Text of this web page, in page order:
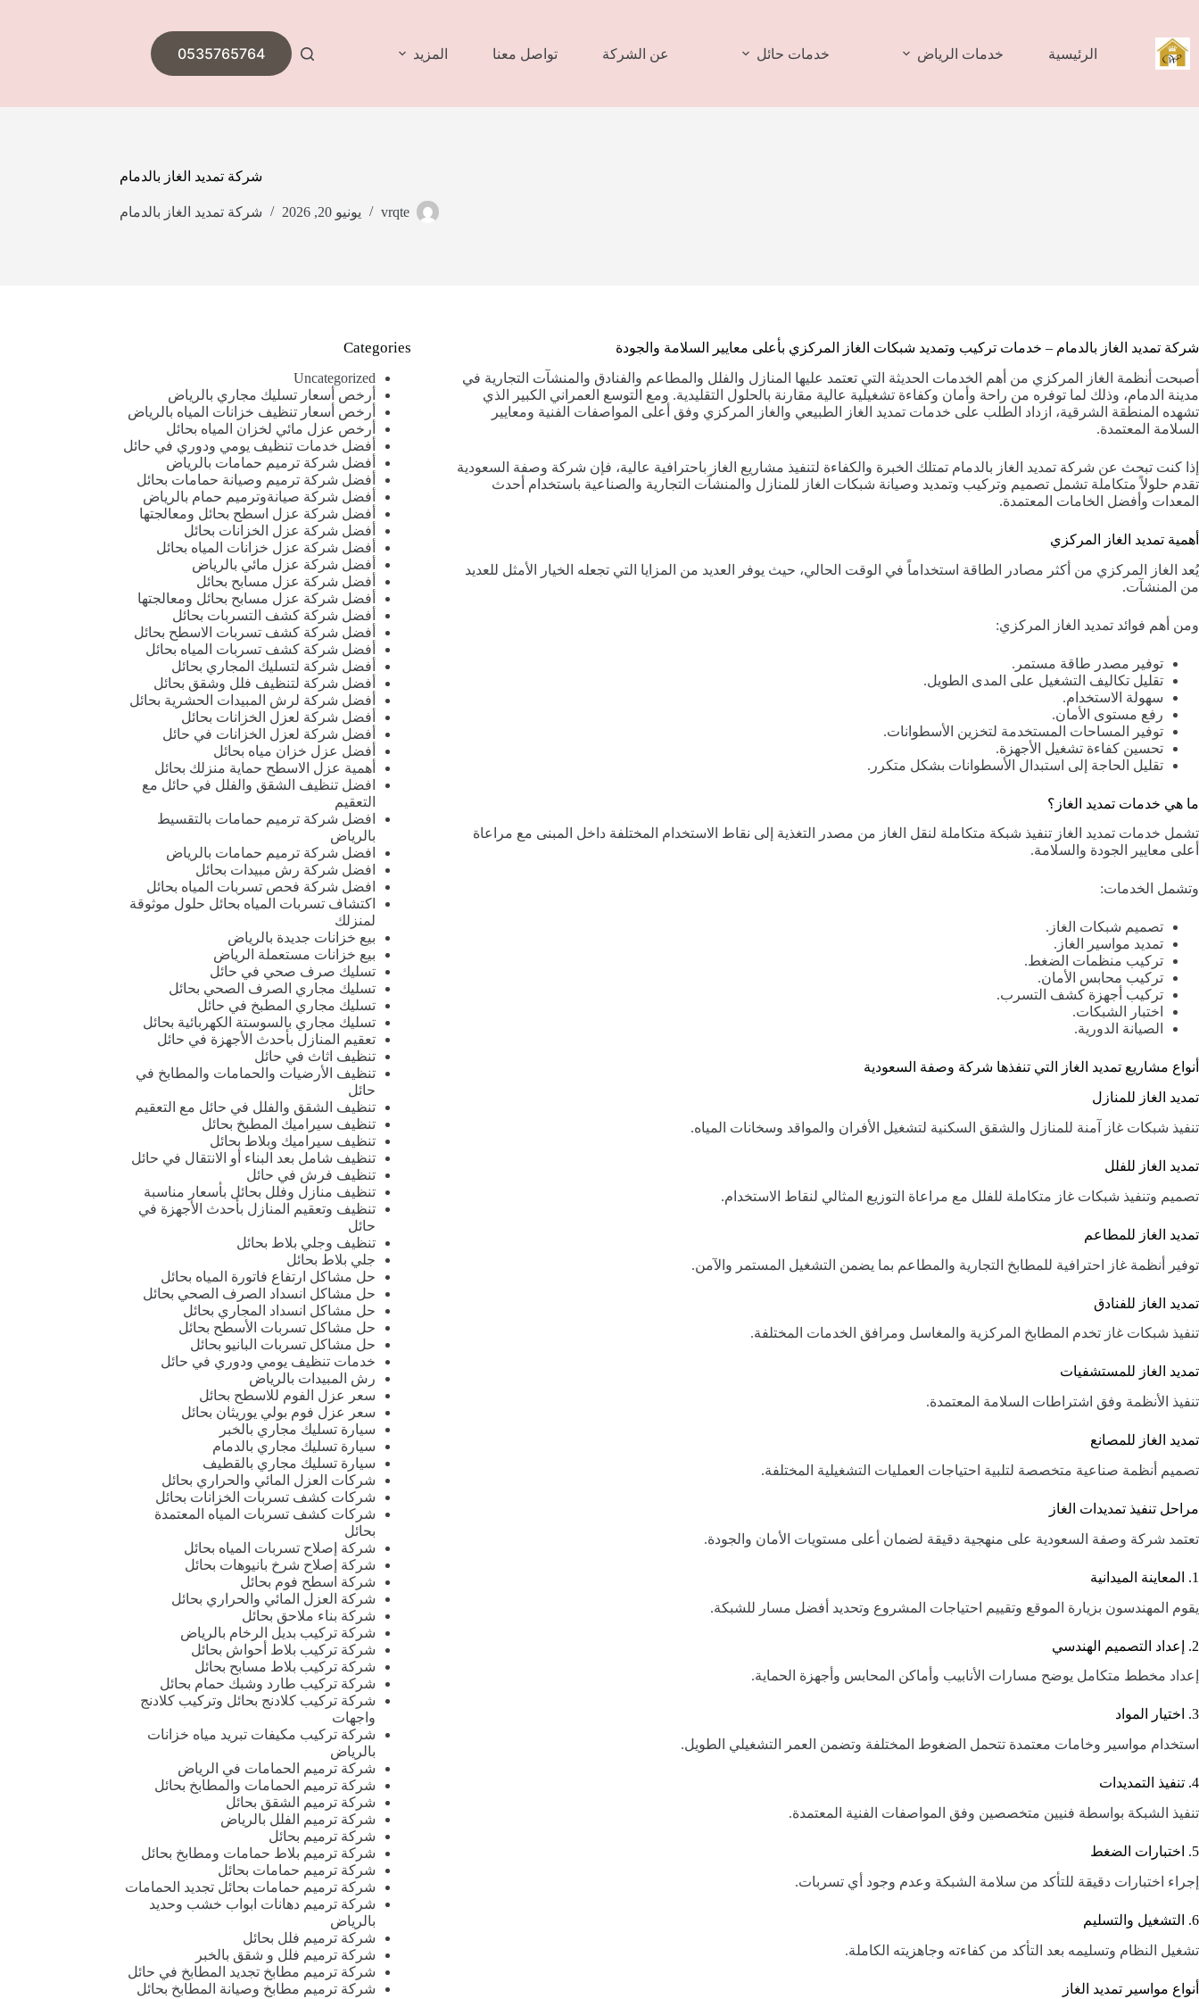
المحتوى
الرئيسية خدمات الرياض خدمات حائل عن الشركة تواصل معنا المزيد 0535765764
شركة تمديد الغاز بالدمام
vrqte يونيو 20, 2026 شركة تمديد الغاز بالدمام
شركة تمديد الغاز بالدمام – خدمات تركيب وتمديد شبكات الغاز المركزي بأعلى معايير السلامة والجودة
أصبحت أنظمة الغاز المركزي من أهم الخدمات الحديثة التي تعتمد عليها المنازل والفلل والمطاعم والفنادق والمنشآت التجارية في
مدينة الدمام، وذلك لما توفره من راحة وأمان وكفاءة تشغيلية عالية مقارنة بالحلول التقليدية. ومع التوسع العمراني الكبير الذي
تشهده المنطقة الشرقية، ازداد الطلب على خدمات تمديد الغاز الطبيعي والغاز المركزي وفق أعلى المواصفات الفنية ومعايير
السلامة المعتمدة.
إذا كنت تبحث عن شركة تمديد الغاز بالدمام تمتلك الخبرة والكفاءة لتنفيذ مشاريع الغاز باحترافية عالية، فإن شركة وصفة السعودية
تقدم حلولاً متكاملة تشمل تصميم وتركيب وتمديد وصيانة شبكات الغاز للمنازل والمنشآت التجارية والصناعية باستخدام أحدث
المعدات وأفضل الخامات المعتمدة.
أهمية تمديد الغاز المركزي
يُعد الغاز المركزي من أكثر مصادر الطاقة استخداماً في الوقت الحالي، حيث يوفر العديد من المزايا التي تجعله الخيار الأمثل للعديد
من المنشآت.
ومن أهم فوائد تمديد الغاز المركزي:
توفير مصدر طاقة مستمر.
تقليل تكاليف التشغيل على المدى الطويل.
سهولة الاستخدام.
رفع مستوى الأمان.
توفير المساحات المستخدمة لتخزين الأسطوانات.
تحسين كفاءة تشغيل الأجهزة.
تقليل الحاجة إلى استبدال الأسطوانات بشكل متكرر.
ما هي خدمات تمديد الغاز؟
تشمل خدمات تمديد الغاز تنفيذ شبكة متكاملة لنقل الغاز من مصدر التغذية إلى نقاط الاستخدام المختلفة داخل المبنى مع مراعاة
أعلى معايير الجودة والسلامة.
وتشمل الخدمات:
تصميم شبكات الغاز.
تمديد مواسير الغاز.
تركيب منظمات الضغط.
تركيب محابس الأمان.
تركيب أجهزة كشف التسرب.
اختبار الشبكات.
الصيانة الدورية.
أنواع مشاريع تمديد الغاز التي تنفذها شركة وصفة السعودية
تمديد الغاز للمنازل
تنفيذ شبكات غاز آمنة للمنازل والشقق السكنية لتشغيل الأفران والمواقد وسخانات المياه.
تمديد الغاز للفلل
تصميم وتنفيذ شبكات غاز متكاملة للفلل مع مراعاة التوزيع المثالي لنقاط الاستخدام.
تمديد الغاز للمطاعم
توفير أنظمة غاز احترافية للمطابخ التجارية والمطاعم بما يضمن التشغيل المستمر والآمن.
تمديد الغاز للفنادق
تنفيذ شبكات غاز تخدم المطابخ المركزية والمغاسل ومرافق الخدمات المختلفة.
تمديد الغاز للمستشفيات
تنفيذ الأنظمة وفق اشتراطات السلامة المعتمدة.
تمديد الغاز للمصانع
تصميم أنظمة صناعية متخصصة لتلبية احتياجات العمليات التشغيلية المختلفة.
مراحل تنفيذ تمديدات الغاز
تعتمد شركة وصفة السعودية على منهجية دقيقة لضمان أعلى مستويات الأمان والجودة.
1. المعاينة الميدانية
يقوم المهندسون بزيارة الموقع وتقييم احتياجات المشروع وتحديد أفضل مسار للشبكة.
2. إعداد التصميم الهندسي
إعداد مخطط متكامل يوضح مسارات الأنابيب وأماكن المحابس وأجهزة الحماية.
3. اختيار المواد
استخدام مواسير وخامات معتمدة تتحمل الضغوط المختلفة وتضمن العمر التشغيلي الطويل.
4. تنفيذ التمديدات
تنفيذ الشبكة بواسطة فنيين متخصصين وفق المواصفات الفنية المعتمدة.
5. اختبارات الضغط
إجراء اختبارات دقيقة للتأكد من سلامة الشبكة وعدم وجود أي تسربات.
6. التشغيل والتسليم
تشغيل النظام وتسليمه بعد التأكد من كفاءته وجاهزيته الكاملة.
أنواع مواسير تمديد الغاز
Categories
Uncategorized
أرخص أسعار تسليك مجاري بالرياض
أرخص أسعار تنظيف خزانات المياه بالرياض
أرخص عزل مائي لخزان المياه بحائل
أفضل خدمات تنظيف يومي ودوري في حائل
أفضل شركة ترميم حمامات بالرياض
أفضل شركة ترميم وصيانة حمامات بحائل
أفضل شركة صيانةوترميم حمام بالرياض
أفضل شركة عزل اسطح بحائل ومعالجتها
أفضل شركة عزل الخزانات بحائل
أفضل شركة عزل خزانات المياه بحائل
أفضل شركة عزل مائي بالرياض
أفضل شركة عزل مسابح بحائل
أفضل شركة عزل مسابح بحائل ومعالجتها
أفضل شركة كشف التسربات بحائل
أفضل شركة كشف تسربات الاسطح بحائل
أفضل شركة كشف تسربات المياه بحائل
أفضل شركة لتسليك المجاري بحائل
أفضل شركة لتنظيف فلل وشقق بحائل
أفضل شركة لرش المبيدات الحشرية بحائل
أفضل شركة لعزل الخزانات بحائل
أفضل شركة لعزل الخزانات في حائل
أفضل عزل خزان مياه بحائل
أهمية عزل الاسطح حماية منزلك بحائل
افضل تنظيف الشقق والفلل في حائل مع
التعقيم
افضل شركة ترميم حمامات بالتقسيط
بالرياض
افضل شركة ترميم حمامات بالرياض
افضل شركة رش مبيدات بحائل
افضل شركة فحص تسربات المياه بحائل
اكتشاف تسربات المياه بحائل حلول موثوقة
لمنزلك
بيع خزانات جديدة بالرياض
بيع خزانات مستعملة الرياض
تسليك صرف صحي في حائل
تسليك مجاري الصرف الصحي بحائل
تسليك مجاري المطبخ في حائل
تسليك مجاري بالسوستة الكهربائية بحائل
تعقيم المنازل بأحدث الأجهزة في حائل
تنظيف اثاث في حائل
تنظيف الأرضيات والحمامات والمطابخ في
حائل
تنظيف الشقق والفلل في حائل مع التعقيم
تنظيف سيراميك المطبخ بحائل
تنظيف سيراميك وبلاط بحائل
تنظيف شامل بعد البناء أو الانتقال في حائل
تنظيف فرش في حائل
تنظيف منازل وفلل بحائل بأسعار مناسبة
تنظيف وتعقيم المنازل بأحدث الأجهزة في
حائل
تنظيف وجلي بلاط بحائل
جلي بلاط بحائل
حل مشاكل ارتفاع فاتورة المياه بحائل
حل مشاكل انسداد الصرف الصحي بحائل
حل مشاكل انسداد المجاري بحائل
حل مشاكل تسربات الأسطح بحائل
حل مشاكل تسربات البانيو بحائل
خدمات تنظيف يومي ودوري في حائل
رش المبيدات بالرياض
سعر عزل الفوم للاسطح بحائل
سعر عزل فوم بولي يوريثان بحائل
سيارة تسليك مجاري بالخبر
سيارة تسليك مجاري بالدمام
سيارة تسليك مجاري بالقطيف
شركات العزل المائي والحراري بحائل
شركات كشف تسربات الخزانات بحائل
شركات كشف تسربات المياه المعتمدة
بحائل
شركة إصلاح تسربات المياه بحائل
شركة إصلاح شرخ بانيوهات بحائل
شركة اسطح فوم بحائل
شركة العزل المائي والحراري بحائل
شركة بناء ملاحق بحائل
شركة تركيب بديل الرخام بالرياض
شركة تركيب بلاط أحواش بحائل
شركة تركيب بلاط مسابح بحائل
شركة تركيب طارد وشبك حمام بحائل
شركة تركيب كلادنج بحائل وتركيب كلادنج
واجهات
شركة تركيب مكيفات تبريد مياه خزانات
بالرياض
شركة ترميم الحمامات في الرياض
شركة ترميم الحمامات والمطابخ بحائل
شركة ترميم الشقق بحائل
شركة ترميم الفلل بالرياض
شركة ترميم بحائل
شركة ترميم بلاط حمامات ومطابخ بحائل
شركة ترميم حمامات بحائل
شركة ترميم حمامات بحائل تجديد الحمامات
شركة ترميم دهانات ابواب خشب وحديد
بالرياض
شركة ترميم فلل بحائل
شركة ترميم فلل و شقق بالخبر
شركة ترميم مطابخ تجديد المطابخ في حائل
شركة ترميم مطابخ وصيانة المطابخ بحائل